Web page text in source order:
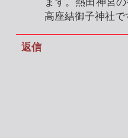
高座結御子神社で
返信